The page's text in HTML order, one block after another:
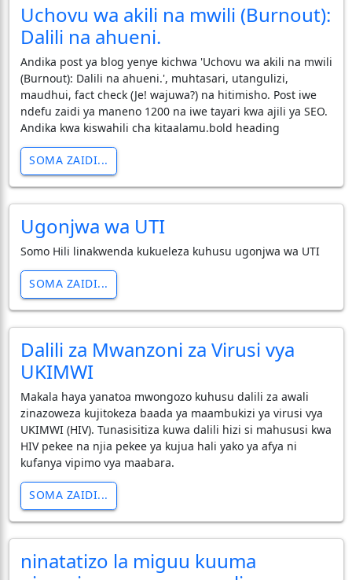
Uchovu wa akili na mwili (Burnout):
Dalili na ahueni.
Andika post ya blog yenye kichwa 'Uchovu wa akili na mwili
(Burnout): Dalili na ahueni.', muhtasari, utangulizi,
maudhui, fact check (Je! wajuwa?) na hitimisho. Post iwe
ndefu zaidi ya maneno 1200 na iwe tayari kwa ajili ya SEO.
Andika kwa kiswahili cha kitaalamu.bold heading
SOMA ZAIDI...
Ugonjwa wa UTI
Somo Hili linakwenda kukueleza kuhusu ugonjwa wa UTI
SOMA ZAIDI...
​Dalili za Mwanzoni za Virusi vya
UKIMWI
​Makala haya yanatoa mwongozo kuhusu dalili za awali
zinazoweza kujitokeza baada ya maambukizi ya virusi vya
UKIMWI (HIV). Tunasisitiza kuwa dalili hizi si mahususi kwa
HIV pekee na njia pekee ya kujua hali yako ya afya ni
kufanya vipimo vya maabara.
SOMA ZAIDI...
ninatatizo la miguu kuuma